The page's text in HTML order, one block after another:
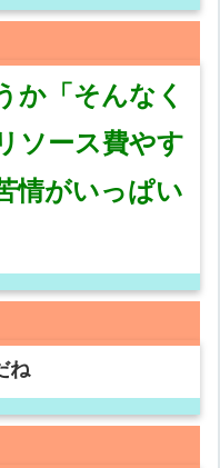
か「そんなく
ソース費やす
情がいっぱい
ね